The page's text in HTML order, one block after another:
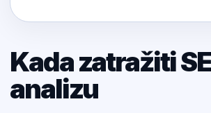
Kada zatražiti
analizu